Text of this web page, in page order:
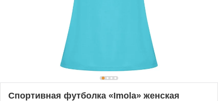
Спортивная футболка «Imola» женская